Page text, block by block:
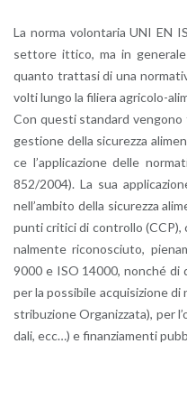
La norma vo­lon­ta­ria UNI EN
set­to­re it­ti­co, ma in
quan­to trat­ta­si di una
vol­ti lungo la fi­lie­ra agri­co­lo-
Con que­sti stan­dard
ge­stio­ne della si­cu­rez­za
ce l’ap­pli­ca­zio­ne delle
852/2004). La sua
nel­l’am­bi­to della si­cu­rez­za
punti cri­ti­ci di con­trol­lo
nal­men­te ri­co­no­sciu­to,
9000 e ISO 14000, non­ché
per la pos­si­bi­le ac­qui­si­zio­ne
stri­bu­zio­ne Or­ga­niz­za­ta), per
da­li, ecc…) e fi­nan­zia­men­ti